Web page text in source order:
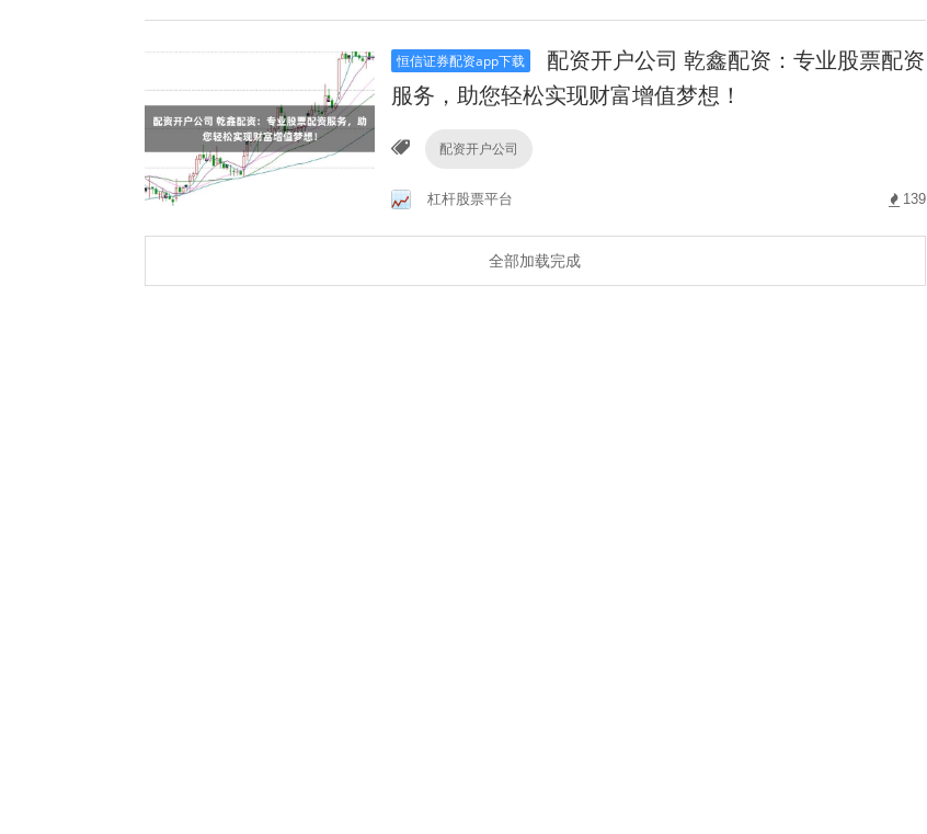
恒信证券配资app下载
配资开户公司 乾鑫配资：专业股票配资
服务，助您轻松实现财富增值梦想！
配资开户公司
杠杆股票平台 139
全部加载完成